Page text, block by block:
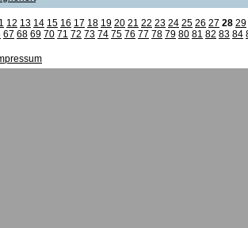
12 13 14 15 16 17 18 19 20 21 22 23 24 25 26 27 28 29
67 68 69 70 71 72 73 74 75 76 77 78 79 80 81 82 83 84